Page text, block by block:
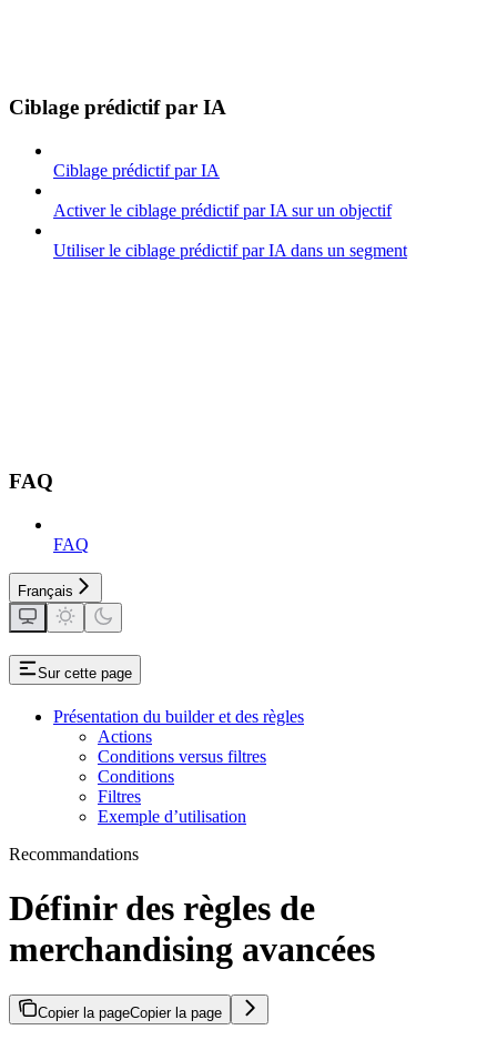
Ciblage prédictif par IA
Ciblage prédictif par IA
Activer le ciblage prédictif par IA sur un objectif
Utiliser le ciblage prédictif par IA dans un segment
FAQ
FAQ
Français
Sur cette page
Présentation du builder et des règles
Actions
Conditions versus filtres
Conditions
Filtres
Exemple d’utilisation
Recommandations
Définir des règles de
merchandising avancées
Copier la pageCopier la page